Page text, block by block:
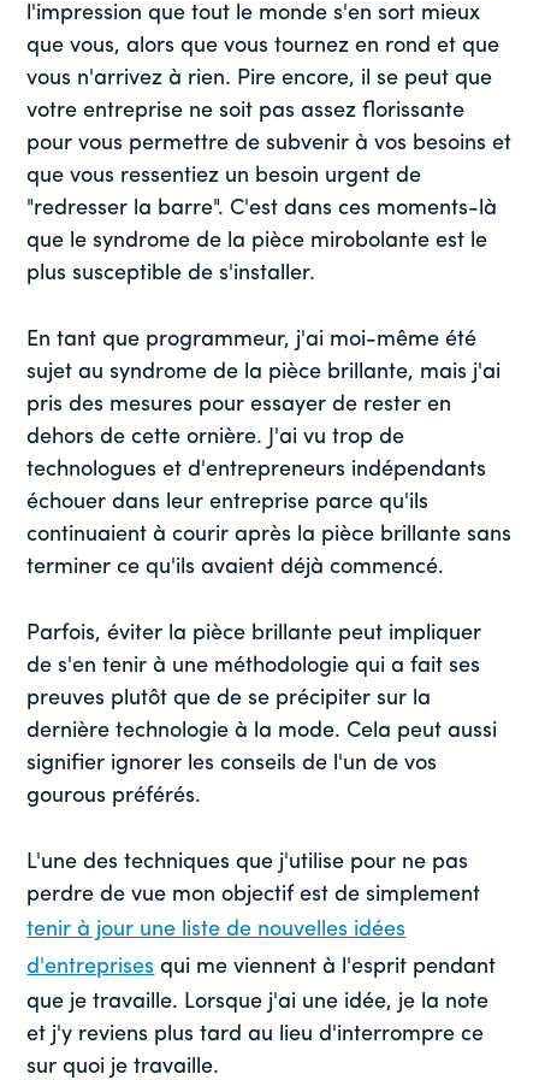
l'impression que tout le monde s'en sort mieux
que vous, alors que vous tournez en rond et que
vous n'arrivez à rien. Pire encore, il se peut que
votre entreprise ne soit pas assez florissante
pour vous permettre de subvenir à vos besoins et
que vous ressentiez un besoin urgent de
"redresser la barre". C'est dans ces moments-là
que le syndrome de la pièce mirobolante est le
plus susceptible de s'installer.
En tant que programmeur, j'ai moi-même été
sujet au syndrome de la pièce brillante, mais j'ai
pris des mesures pour essayer de rester en
dehors de cette ornière. J'ai vu trop de
technologues et d'entrepreneurs indépendants
échouer dans leur entreprise parce qu'ils
continuaient à courir après la pièce brillante sans
terminer ce qu'ils avaient déjà commencé.
Parfois, éviter la pièce brillante peut impliquer
de s'en tenir à une méthodologie qui a fait ses
preuves plutôt que de se précipiter sur la
dernière technologie à la mode. Cela peut aussi
signifier ignorer les conseils de l'un de vos
gourous préférés.
L'une des techniques que j'utilise pour ne pas
perdre de vue mon objectif est de simplement
tenir à jour une liste de nouvelles idées
d'entreprises qui me viennent à l'esprit pendant
que je travaille. Lorsque j'ai une idée, je la note
et j'y reviens plus tard au lieu d'interrompre ce
sur quoi je travaille.